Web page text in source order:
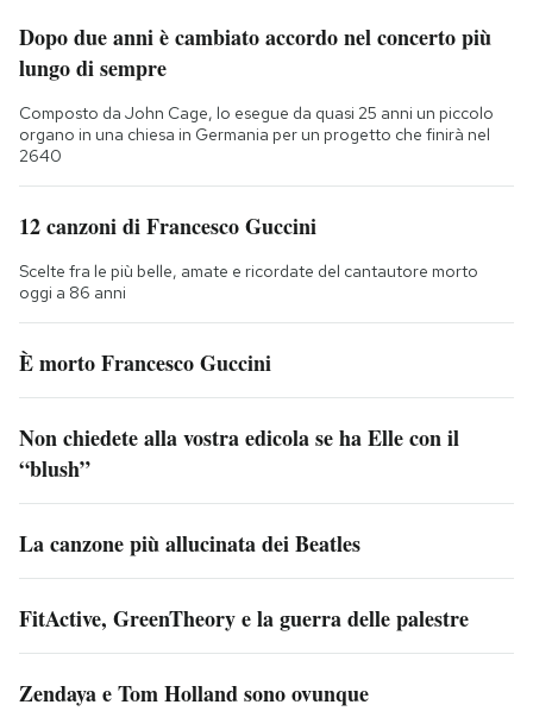
Dopo due anni è cambiato accordo nel concerto più
lungo di sempre
Composto da John Cage, lo esegue da quasi 25 anni un piccolo
organo in una chiesa in Germania per un progetto che finirà nel
2640
12 canzoni di Francesco Guccini
Scelte fra le più belle, amate e ricordate del cantautore morto
oggi a 86 anni
È morto Francesco Guccini
Non chiedete alla vostra edicola se ha Elle con il
“blush”
La canzone più allucinata dei Beatles
FitActive, GreenTheory e la guerra delle palestre
Zendaya e Tom Holland sono ovunque